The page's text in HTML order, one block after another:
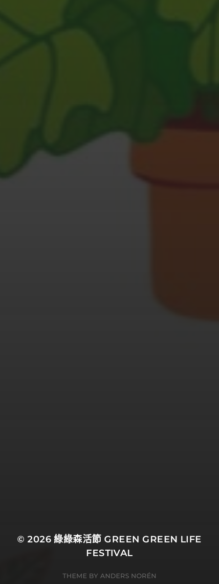
© 2026綠綠森活節 GREEN GREEN LIFE
FESTIVAL
THEME BY ANDERS NORÉN